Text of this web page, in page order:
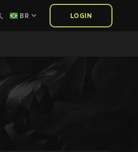
BR LOGIN